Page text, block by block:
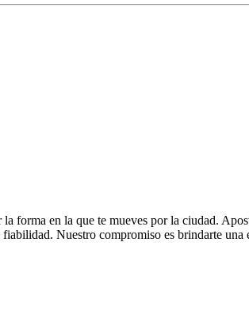
forma en la que te mueves por la ciudad.
Nuestro compromiso es brindarte una